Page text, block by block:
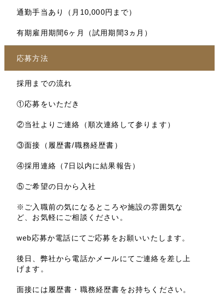
通勤手当あり（月10,000円まで）
有期雇用期間6ヶ月（試用期間3ヵ月）
応募方法
採用までの流れ
①応募をいただき
②当社よりご連絡（順次連絡して参ります）
③面接（履歴書/職務経歴書）
④採用連絡（7日以内に結果報告）
⑤ご希望の日から入社
※ご入職前の気になるところや施設の雰囲気な
ど、お気軽にご相談ください。
web応募か電話にてご応募をお願いいたします。
後日、弊社から電話かメールにてご連絡を差し上
げます。
面接には履歴書・職務経歴書をお持ちください。